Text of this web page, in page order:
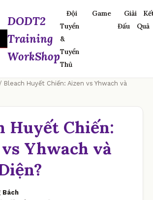
DODT2
Training
WorkShop
Đội
Tuyển
&
Tuyển
Thủ
Game
Giải
Đấu
Quả
/ Bleach Huyết Chiến: Aizen vs Yhwach và
Huyết Chiến:
Yhwach và
Bách